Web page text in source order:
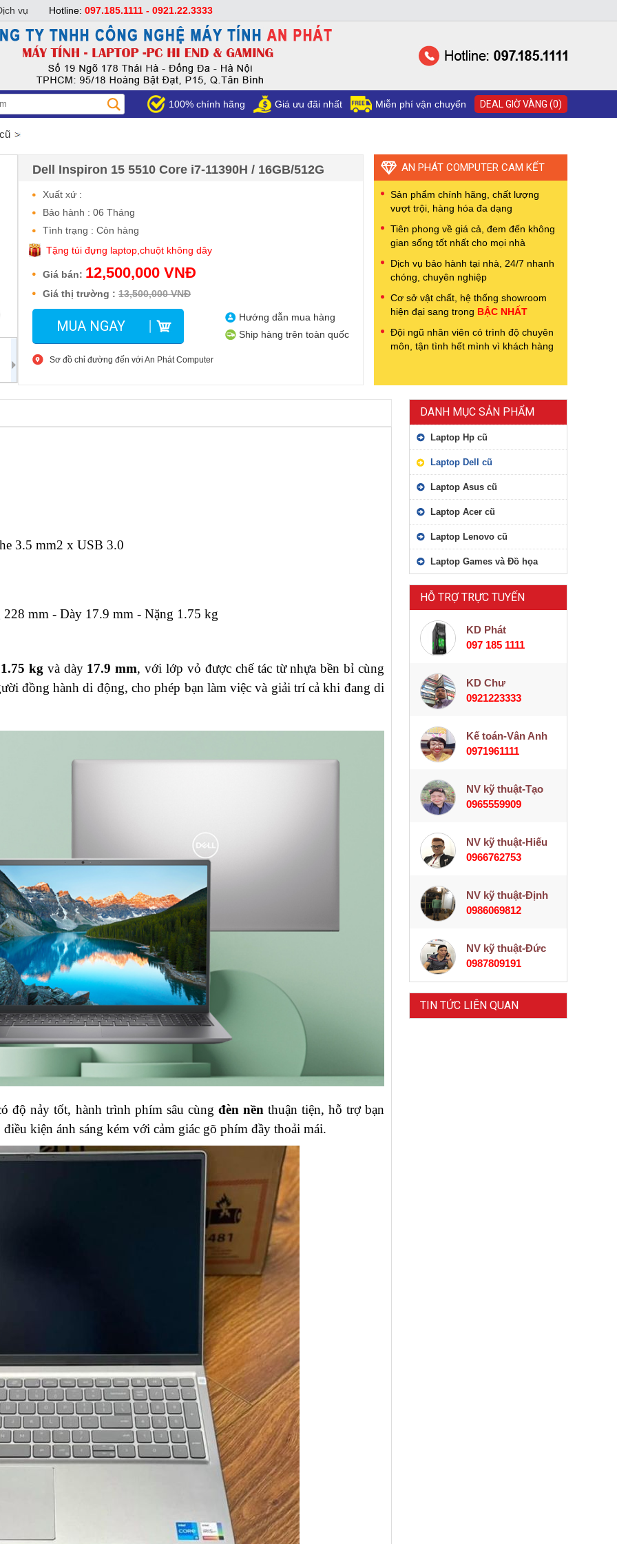
DEAL GIỜ VÀNG (0)
Miễn phí vận chuyển
Giá ưu đãi nhất
100% chính hãng
Dell Inspiron 15 5510 Core i7-11390H / 16GB/512G
Xuất xứ :
Bảo hành : 06 Tháng
Tình trạng : Còn hàng
Tặng túi đựng laptop,chuột không dây
Giá bán: 12,500,000 VNĐ
Giá thị trường : 13,500,000 VNĐ
Hướng dẫn mua hàng
Ship hàng trên toàn quốc
MUA NGAY
Sơ đồ chỉ đường đến với An Phát Computer
AN PHÁT COMPUTER CAM KẾT
Sản phẩm chính hãng, chất lượng
vượt trội, hàng hóa đa dạng
Tiên phong về giá cả, đem đến không
gian sống tốt nhất cho mọi nhà
Dịch vụ bảo hành tại nhà, 24/7 nhanh
chóng, chuyên nghiệp
Cơ sở vật chất, hệ thống showroom
hiện đại sang trọng BẬC NHẤT
Đội ngũ nhân viên có trình độ chuyên
môn, tận tình hết mình vì khách hàng
3.5 mm2 x USB 3.0
mm - Dày 17.9 mm - Nặng 1.75 kg
1.75 kg và dày 17.9 mm, với lớp vỏ được chế tác từ nhựa bền bỉ cùng
đồng hành di động, cho phép bạn làm việc và giải trí cả khi đang di
độ nảy tốt, hành trình phím sâu cùng đèn nền thuận tiện, hỗ trợ bạn
kiện ánh sáng kém với cảm giác gõ phím đầy thoải mái.
DANH MỤC SẢN PHẨM
Laptop Hp cũ
Laptop Dell cũ
Laptop Asus cũ
Laptop Acer cũ
Laptop Lenovo cũ
Laptop Games và Đồ họa
HỖ TRỢ TRỰC TUYẾN
KD Phát
097 185 1111
KD Chư
0921223333
Kế toán-Vân Anh
0971961111
NV kỹ thuật-Tạo
0965559909
NV kỹ thuật-Hiếu
0966762753
NV kỹ thuật-Định
0986069812
NV kỹ thuật-Đức
0987809191
TIN TỨC LIÊN QUAN
vụ Hotline: 097.185.1111 - 0921.22.3333